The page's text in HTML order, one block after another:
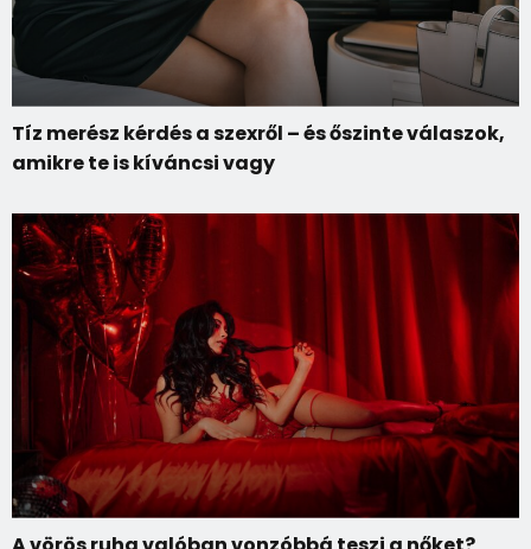
Tíz merész kérdés a szexről – és őszinte válaszok,
amikre te is kíváncsi vagy